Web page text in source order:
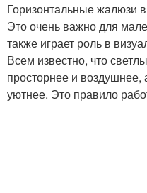
Горизонтальные жалюзи
Это очень важно для
также играет роль в
Всем известно, что
просторнее и
уютнее. Это правило